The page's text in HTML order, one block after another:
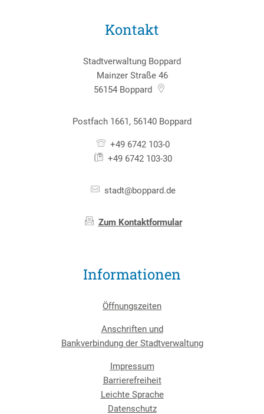
Kontakt
Stadtverwaltung Boppard
Mainzer Straße 46
56154 Boppard
Postfach 1661, 56140 Boppard
+49 6742 103-0
+49 6742 103-30
stadt@boppard.de
Zum Kontaktformular
Informationen
Öffnungszeiten
Anschriften und
Bankverbindung der Stadtverwaltung
Impressum
Barrierefreiheit
Leichte Sprache
Datenschutz